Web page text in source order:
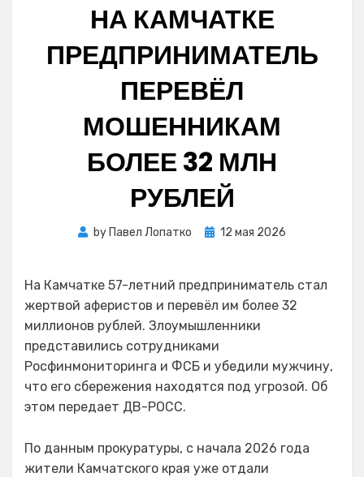
НА КАМЧАТКЕ
ПРЕДПРИНИМАТЕЛЬ
ПЕРЕВЁЛ
МОШЕННИКАМ
БОЛЕЕ 32 МЛН
РУБЛЕЙ
by Павел Лопатко
Posted
12 мая 2026
На Камчатке 57-летний предприниматель стал
жертвой аферистов и перевёл им более 32
миллионов рублей. Злоумышленники
представились сотрудниками
Росфинмониторинга и ФСБ и убедили мужчину,
что его сбережения находятся под угрозой. Об
этом передает ДВ-РОСС.
По данным прокуратуры, с начала 2026 года
жители Камчатского края уже отдали